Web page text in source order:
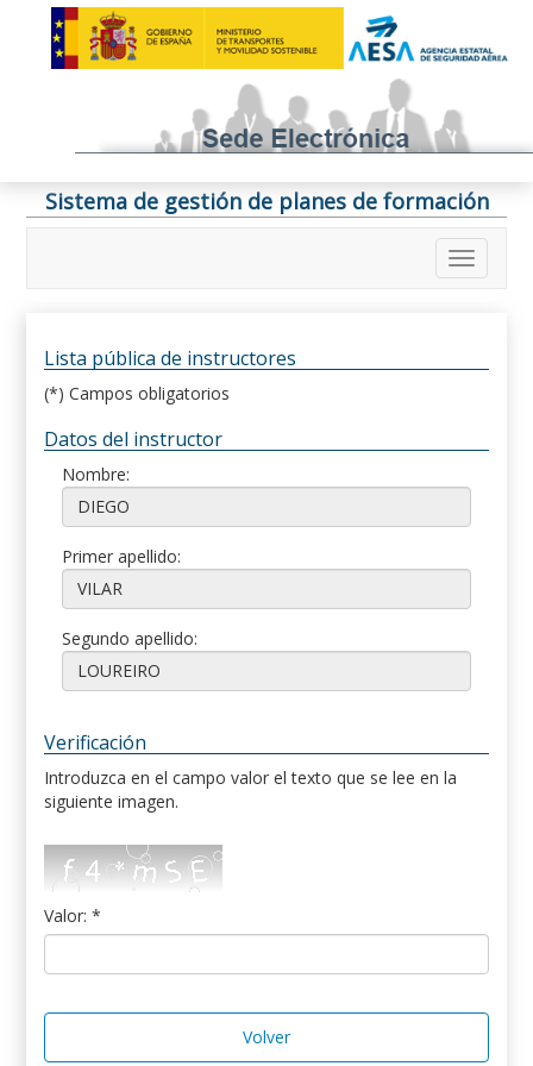
Sistema de gestión de planes de formación
Lista pública de instructores
(*) Campos obligatorios
Datos del instructor
Nombre:
Primer apellido:
Segundo apellido:
Verificación
Introduzca en el campo valor el texto que se lee en la
siguiente imagen.
Valor: *
Volver